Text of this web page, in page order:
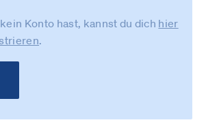
Konto hast, kannst du dich hier
.